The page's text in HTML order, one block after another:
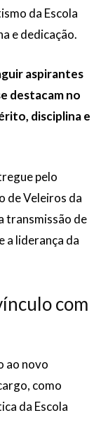
da Escola
e dedicação.
aspirantes
destacam no
disciplina e
pelo
de Veleiros da
transmissão de
a liderança da
com
ao novo
como
da Escola